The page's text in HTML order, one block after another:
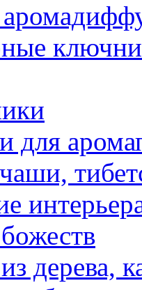
для
дерева,